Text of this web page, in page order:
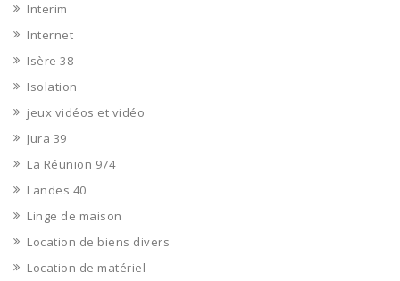
Interim
Internet
Isère 38
Isolation
jeux vidéos et vidéo
Jura 39
La Réunion 974
Landes 40
Linge de maison
Location de biens divers
Location de matériel